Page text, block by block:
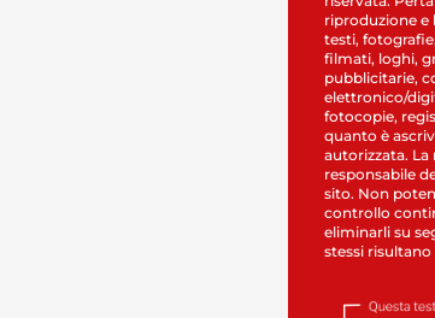
riproduzione e
testi,
filmati, loghi,
pubblicitarie,
elettronico/
fotocopie,
quanto è
autorizzata. La
responsabile
sito. Non
controllo
eliminarli su
stessi